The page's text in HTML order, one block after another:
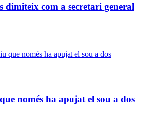
dimiteix com a secretari general
només ha apujat el sou a dos